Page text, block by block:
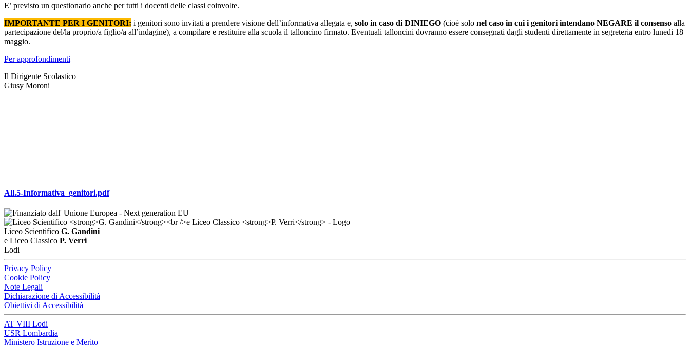
E’ previsto un questionario anche per tutti i docenti delle classi coinvolte.
IMPORTANTE PER I GENITORI: i genitori sono invitati a prendere visione dell’informativa allegata e, solo in caso di DINIEGO (cioè solo nel caso in cui i genitori intendano NEGARE il consenso alla
partecipazione del/la proprio/a figlio/a all’indagine), a compilare e restituire alla scuola il talloncino firmato. Eventuali talloncini dovranno essere consegnati dagli studenti direttamente in segreteria entro lunedi 18
maggio.
Per approfondimenti
Il Dirigente Scolastico
Giusy Moroni
All.5-Informativa_genitori.pdf
Liceo Scientifico G. Gandini
e Liceo Classico P. Verri
Lodi
Privacy Policy
Cookie Policy
Note Legali
Dichiarazione di Accessibilità
Obiettivi di Accessibilità
AT VIII Lodi
USR Lombardia
Ministero Istruzione e Merito